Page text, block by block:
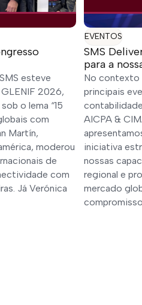
esteve
2026,
o lema “15
com
Martín,
moderou
de
com
Já Verónica
EVENTOS
SMS
para a
No contexto
principais
AICPA &
iniciativa
nossas
regional e
mercado